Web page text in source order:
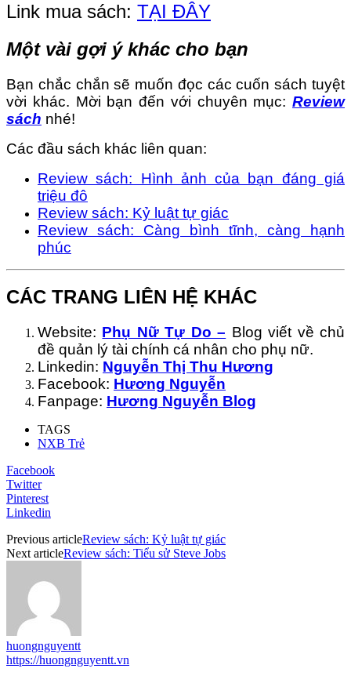
Link mua sách: TẠI ĐÂY
Một vài gợi ý khác cho bạn
Bạn chắc chắn sẽ muốn đọc các cuốn sách tuyệt
vời khác. Mời bạn đến với chuyên mục: Review
sách nhé!
Các đầu sách khác liên quan:
Review sách: Hình ảnh của bạn đáng giá
triệu đô
Review sách: Kỷ luật tự giác
Review sách: Càng bình tĩnh, càng hạnh
phúc
CÁC TRANG LIÊN HỆ KHÁC
Website: Phụ Nữ Tự Do – Blog viết về chủ
đề quản lý tài chính cá nhân cho phụ nữ.
Linkedin: Nguyễn Thị Thu Hương
Facebook: Hương Nguyễn
Fanpage: Hương Nguyễn Blog
TAGS
NXB Trẻ
Facebook
Twitter
Pinterest
Linkedin
Previous articleReview sách: Kỷ luật tự giác
Next articleReview sách: Tiểu sử Steve Jobs
huongnguyentt
https://huongnguyentt.vn